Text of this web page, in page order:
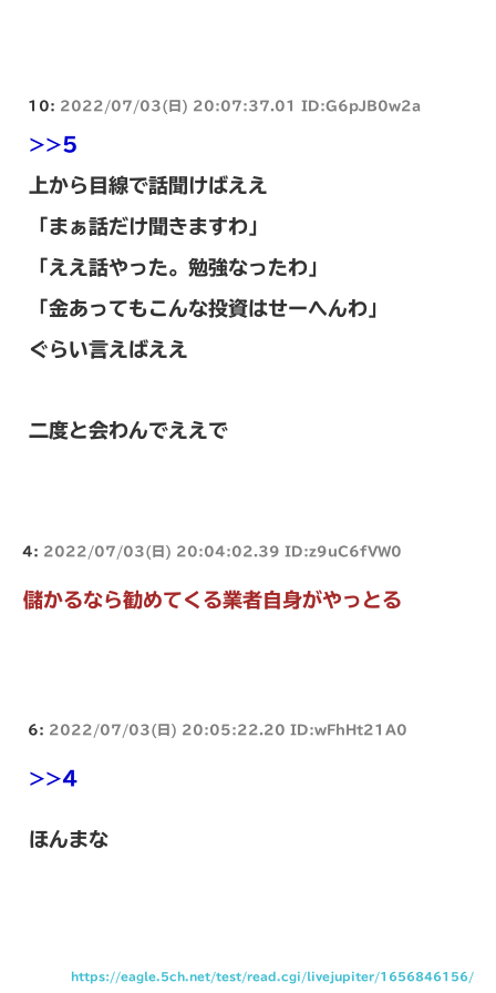
10: 2022/07/03(日) 20:07:37.01 ID:G6pJB0w2a
>>5
上から目線で話聞けばええ
「まぁ話だけ聞きますわ」
「ええ話やった。勉強なったわ」
「金あってもこんな投資はせーへんわ」
ぐらい言えばええ
二度と会わんでええで
4: 2022/07/03(日) 20:04:02.39 ID:z9uC6fVW0
儲かるなら勧めてくる業者自身がやっとる
6: 2022/07/03(日) 20:05:22.20 ID:wFhHt21A0
>>4
ほんまな
https://eagle.5ch.net/test/read.cgi/livejupiter/1656846156/